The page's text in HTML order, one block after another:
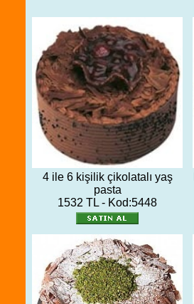
4 ile 6 kişilik çikolatalı yaş
pasta
1532 TL - Kod:5448